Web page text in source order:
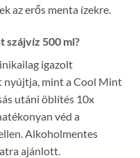
az erős menta ízekre.
szájvíz 500 ml?
igazolt
mint a Cool Mint
utáni öblítés 10x
véd a
Alkoholmentes
ajánlott.